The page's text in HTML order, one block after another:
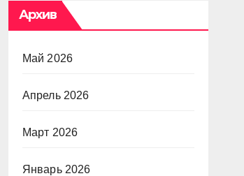
Архив
Май 2026
Апрель 2026
Март 2026
Январь 2026